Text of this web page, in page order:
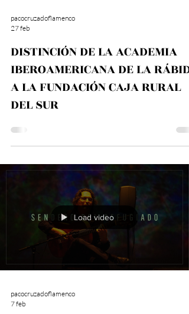
pacocruzadoflamenco
27 feb
DISTINCIÓN DE LA ACADEMIA
IBEROAMERICANA DE LA
A LA FUNDACIÓN CAJA RURAL
Load video